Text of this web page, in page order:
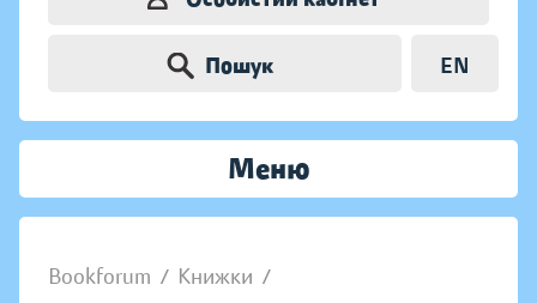
Пошук EN
Меню
Bookforum / Книжки /